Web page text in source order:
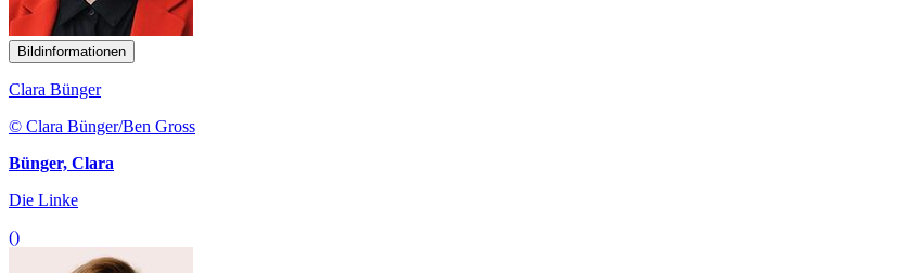
Bildinformationen
Clara Bünger
© Clara Bünger/Ben Gross
Bünger, Clara
Die Linke
()